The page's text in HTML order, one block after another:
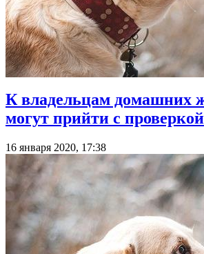
К владельцам домашних
могут прийти с проверкой
16 января 2020, 17:38